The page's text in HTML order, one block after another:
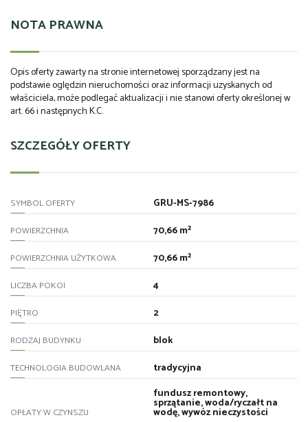
NOTA PRAWNA
Opis oferty zawarty na stronie internetowej sporządzany jest na
podstawie oględzin nieruchomości oraz informacji uzyskanych od
właściciela, może podlegać aktualizacji i nie stanowi oferty określonej w
art. 66 i następnych K.C.
SZCZEGÓŁY OFERTY
SYMBOL OFERTY GRU-MS-7986
POWIERZCHNIA 70,66 m²
POWIERZCHNIA UŻYTKOWA 70,66 m²
LICZBA POKOI 4
PIĘTRO 2
RODZAJ BUDYNKU blok
TECHNOLOGIA BUDOWLANA tradycyjna
OPŁATY W CZYNSZU
fundusz remontowy,
sprzątanie, woda/ryczałt na
wodę, wywóz nieczystości